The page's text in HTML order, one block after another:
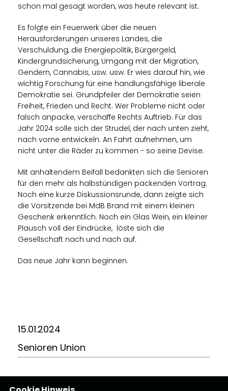
schon mal gesagt worden, was heute relevant ist.
Es folgte ein Feuerwerk über die neuen
Herausforderungen unseres Landes, die
Verschuldung, die Energiepolitik, Bürgergeld,
Kindergrundsicherung, Umgang mit der Migration,
Gendern, Cannabis, usw. usw. Er wies darauf hin, wie
wichtig Forschung für eine handlungsfähige liberale
Demokratie sei. Grundpfeiler der Demokratie seien
Freiheit, Frieden und Recht. Wer Probleme nicht oder
falsch anpacke, verschaffe Rechts Auftrieb. Für das
Jahr 2024 solle sich der Strudel, der nach unten zieht,
nach vorne entwickeln. An Fahrt aufnehmen, um
nicht unter die Räder zu kommen - so seine Devise.
Mit anhaltendem Beifall bedankten sich die Senioren
für den mehr als halbstündigen packenden Vortrag.
Noch eine kurze Diskussionsrunde, dann zeigte sich
die Vorsitzende bei MdB Brand mit einem kleinen
Geschenk erkenntlich. Noch ein Glas Wein, ein kleiner
Plausch voll der Eindrücke, löste sich die
Gesellschaft nach und nach auf.
Das neue Jahr kann beginnen.
15.01.2024
Senioren Union